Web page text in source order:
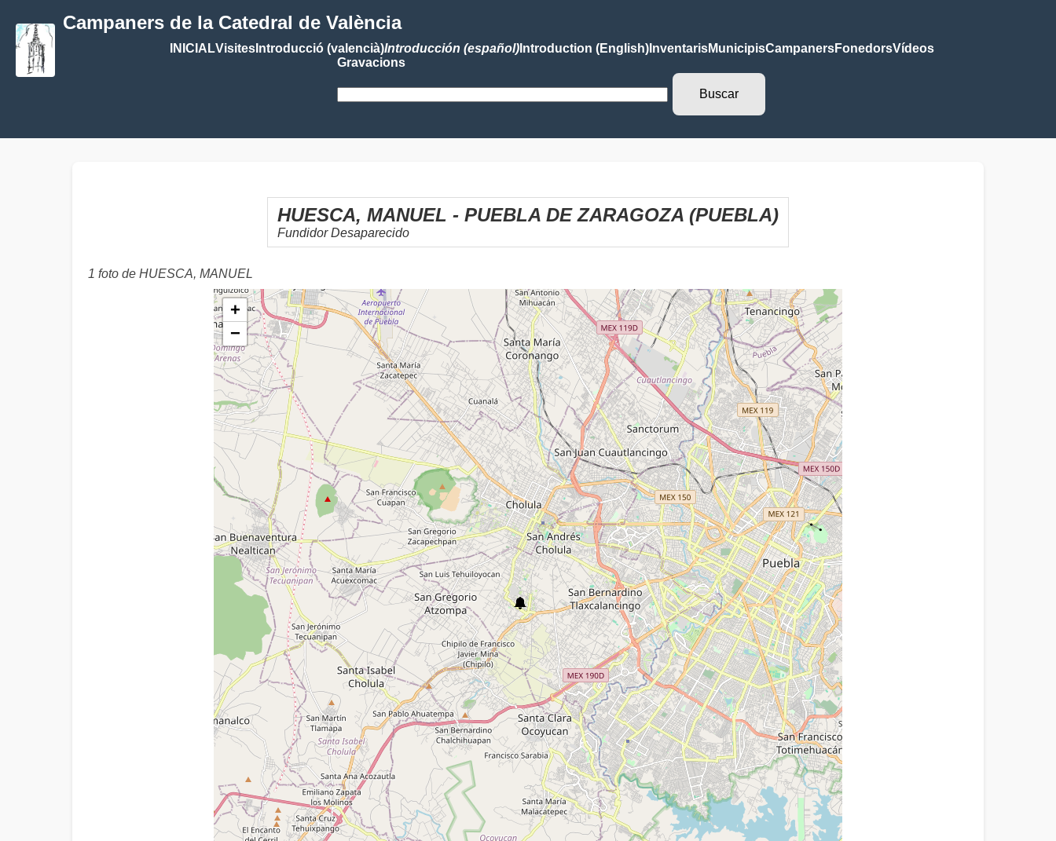
Campaners de la Catedral de València
INICIALVisitesIntroducció (valencià)Introducción (español)Introduction (English)InventarisMunicipisCampanersFonedorsVídeos
Gravacions
HUESCA, MANUEL - PUEBLA DE ZARAGOZA (PUEBLA)
Fundidor Desaparecido
1 foto de HUESCA, MANUEL
+
−